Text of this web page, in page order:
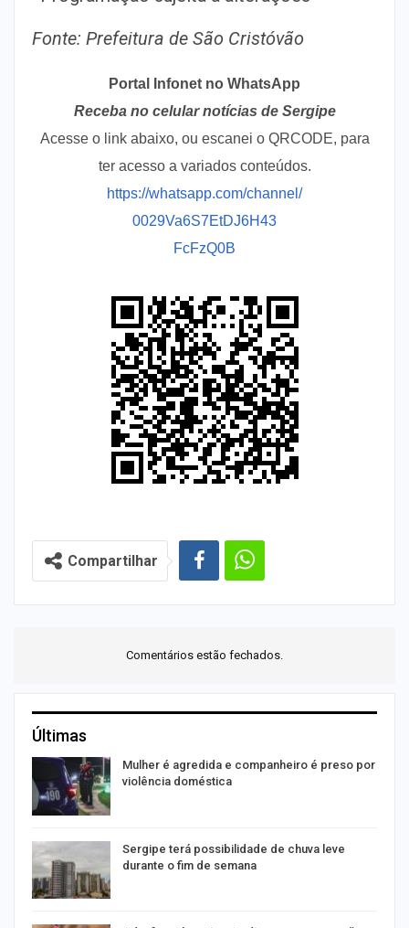
Fonte: Prefeitura de São Cristóvão
Portal Infonet no WhatsApp
Receba no celular notícias de Sergipe
Acesse o link abaixo, ou escanei o QRCODE, para
ter acesso a variados conteúdos.
https://whatsapp.com/channel/
0029Va6S7EtDJ6H43
FcFzQ0B
Compartilhar
Comentários estão fechados.
Últimas
Mulher é agredida e companheiro é preso por
violência doméstica
Sergipe terá possibilidade de chuva leve
durante o fim de semana